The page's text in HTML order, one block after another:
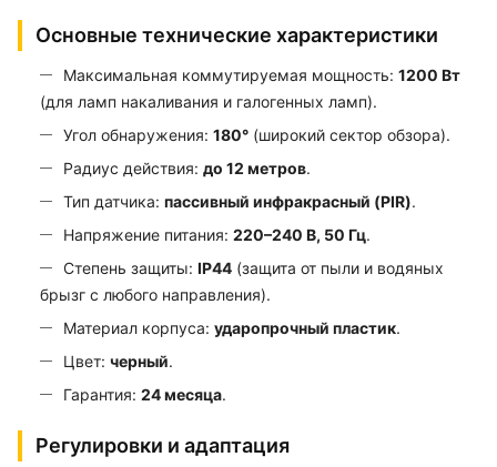
Основные технические характеристики
Максимальная коммутируемая мощность: 1200 Вт
(для ламп накаливания и галогенных ламп).
Угол обнаружения: 180° (широкий сектор обзора).
Радиус действия: до 12 метров.
Тип датчика: пассивный инфракрасный (PIR).
Напряжение питания: 220–240 В, 50 Гц.
Степень защиты: IP44 (защита от пыли и водяных
брызг с любого направления).
Материал корпуса: ударопрочный пластик.
Цвет: черный.
Гарантия: 24 месяца.
Регулировки и адаптация